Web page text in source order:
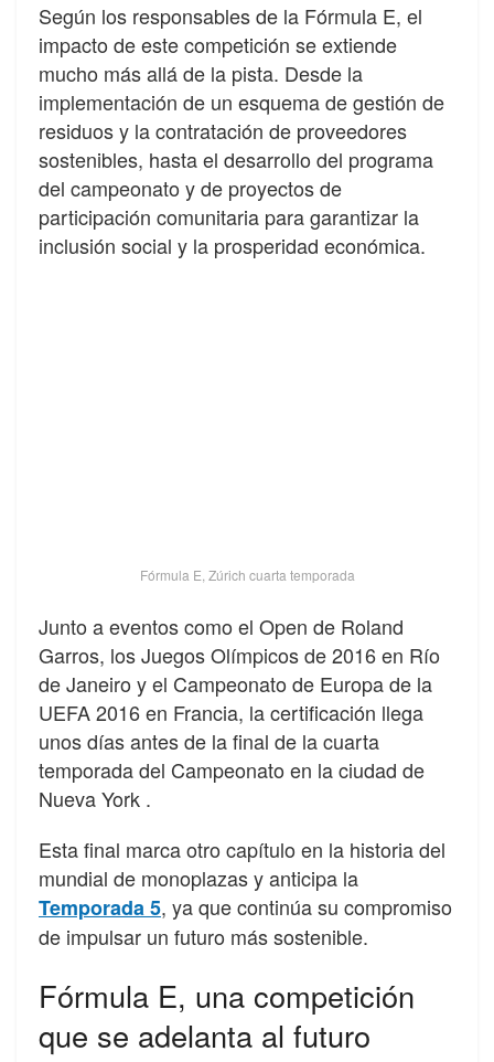
Según los responsables de la Fórmula E, el
impacto de este competición se extiende
mucho más allá de la pista. Desde la
implementación de un esquema de gestión de
residuos y la contratación de proveedores
sostenibles, hasta el desarrollo del programa
del campeonato y de proyectos de
participación comunitaria para garantizar la
inclusión social y la prosperidad económica.
Fórmula E, Zúrich cuarta temporada
Junto a eventos como el Open de Roland
Garros, los Juegos Olímpicos de 2016 en Río
de Janeiro y el Campeonato de Europa de la
UEFA 2016 en Francia, la certificación llega
unos días antes de la final de la cuarta
temporada del Campeonato en la ciudad de
Nueva York .
Esta final marca otro capítulo en la historia del
mundial de monoplazas y anticipa la
Temporada 5, ya que continúa su compromiso
de impulsar un futuro más sostenible.
Fórmula E, una competición
que se adelanta al futuro